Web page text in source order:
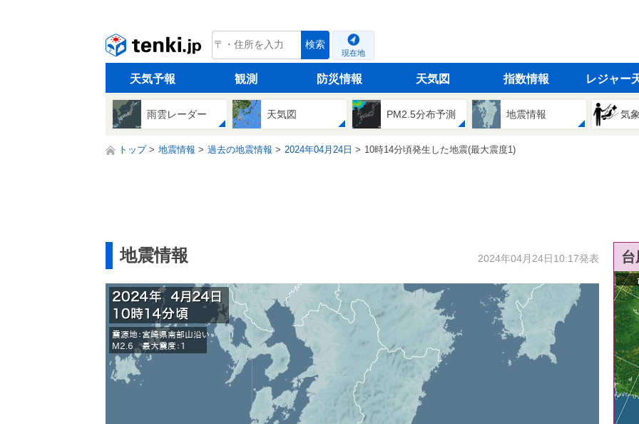
tenki.jp 検索
現在地
天気予報 観測 防災情報 天気図 指数情報 レジャー
雨雲レーダー 天気図 PM2.5分布予測 地震情報 気
トップ 地震情報 過去の地震情報 2024年04月24日 10時14分頃発生した地震(最大震度1)
地震情報 2024年04月24日10:17発表